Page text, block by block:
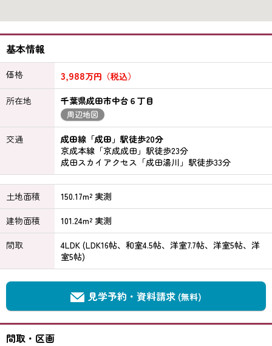
基本情報
価格 3,988万円（税込）
所在地
千葉県成田市中台６丁目
周辺地図
交通
成田線「成田」駅徒歩20分
京成本線「京成成田」駅徒歩23分
成田スカイアクセス「成田湯川」駅徒歩33分
土地面積
150.17m² 実測
建物面積
101.24m² 実測
間取
4LDK (LDK16帖、和室4.5帖、洋室7.7帖、洋室5帖、洋
室5帖)
見学予約・資料請求 (無料)
間取・区画